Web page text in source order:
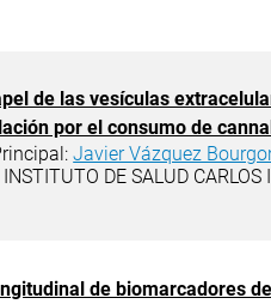
de las vesículas
por el consumo de
Javier Vázquez
DE SALUD CARLOS
de biomarcadores